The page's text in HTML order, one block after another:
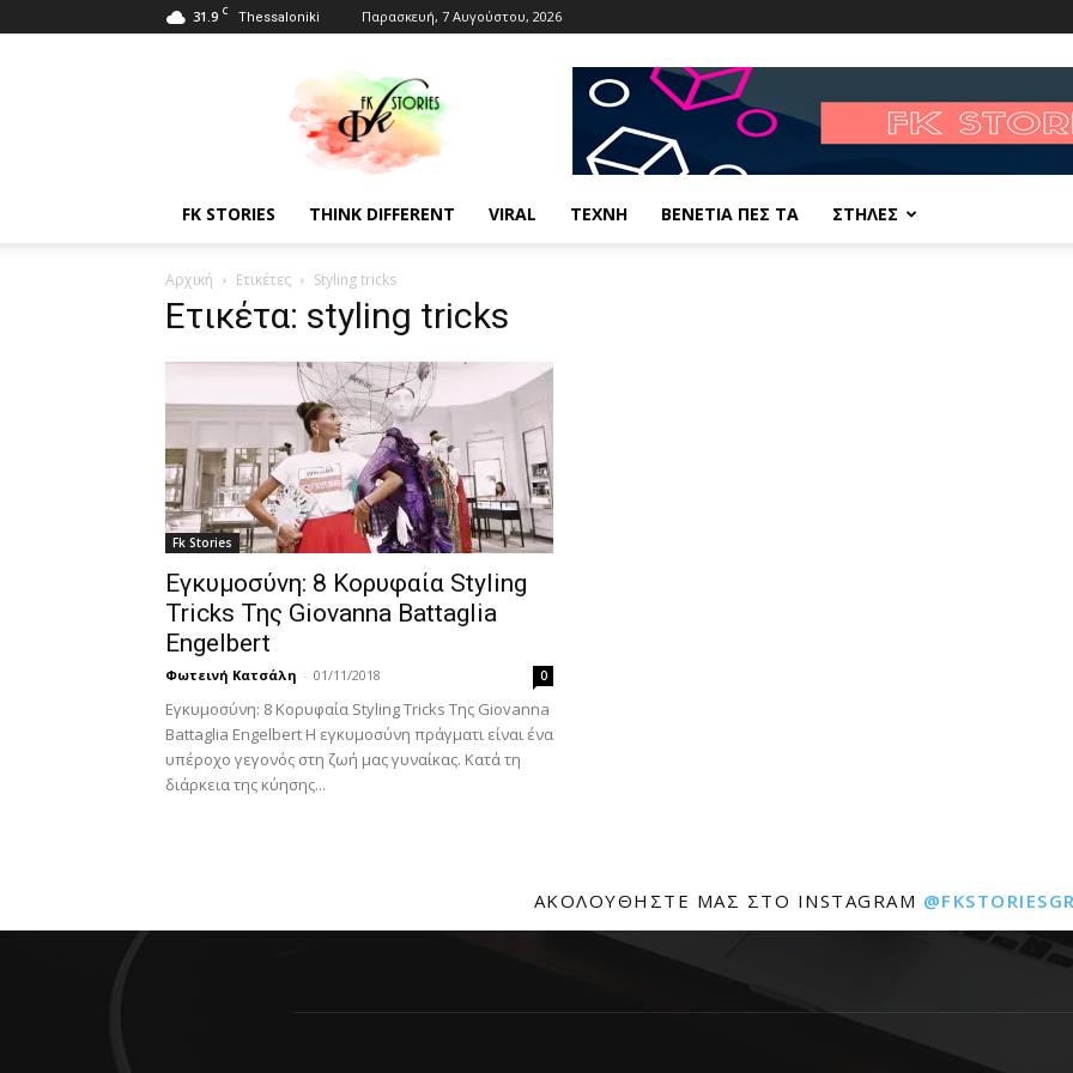
31.9 C Thessaloniki Παρασκευή, 7 Αυγούστου, 2026
Fkstories
FK STORIES THINK DIFFERENT VIRAL ΤΕΧΝΗ ΒΕΝΕΤΙΑ ΠΕΣ ΤΑ ΣΤΗΛΕΣ
Αρχική Ετικέτες Styling tricks
Ετικέτα: styling tricks
Fk Stories
Εγκυμοσύνη: 8 Κορυφαία Styling
Tricks Της Giovanna Battaglia
Engelbert
Φωτεινή Κατσάλη - 01/11/2018 0
Εγκυμοσύνη: 8 Κορυφαία Styling Tricks Της Giovanna
Battaglia Engelbert Η εγκυμοσύνη πράγματι είναι ένα
υπέροχο γεγονός στη ζωή μας γυναίκας. Κατά τη
διάρκεια της κύησης...
ΑΚΟΛΟΥΘΉΣΤΕ ΜΑΣ ΣΤΟ INSTAGRAM